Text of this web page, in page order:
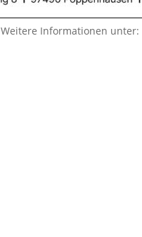
Weitere Informationen unter: